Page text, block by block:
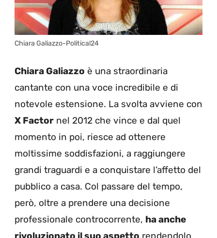
Chiara Galiazzo-Political24
Chiara Galiazzo è una straordinaria
cantante con una voce incredibile e di
notevole estensione. La svolta avviene con
X Factor nel 2012 che vince e dal quel
momento in poi, riesce ad ottenere
moltissime soddisfazioni, a raggiungere
grandi traguardi e a conquistare l’affetto del
pubblico a casa. Col passare del tempo,
però, oltre a prendere una decisione
professionale controcorrente, ha anche